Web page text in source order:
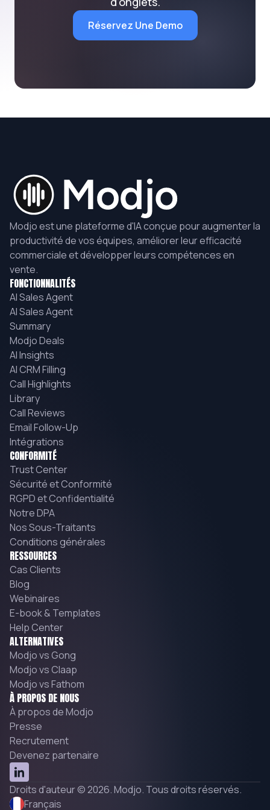
Réservez Une Demo
Modjo est une plateforme d'IA conçue pour augmenter la
productivité de vos équipes, améliorer leur efficacité
commerciale et développer leurs compétences en
vente.
FONCTIONNALITÉS
AI Sales Agent
AI Sales Agent
Summary
Modjo Deals
AI Insights
AI CRM Filling
Call Highlights
Library
Call Reviews
Email Follow-Up
Intégrations
CONFORMITÉ
Trust Center
Sécurité et Conformité
RGPD et Confidentialité
Notre DPA
Nos Sous-Traitants
Conditions générales
RESSOURCES
Cas Clients
Blog
Webinaires
E-book & Templates
Help Center
ALTERNATIVES
Modjo vs Gong
Modjo vs Claap
Modjo vs Fathom
À PROPOS DE NOUS
À propos de Modjo
Presse
Recrutement
Devenez partenaire
Droits d'auteur © 2026. Modjo. Tous droits réservés.
Français